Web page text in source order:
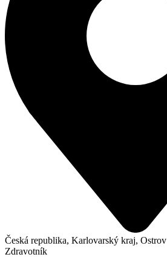
Česká republika, Karlovarský kraj, Ostrov
Zdravotník